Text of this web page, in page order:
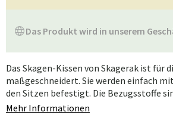
Das Produkt wird in unserem
Das Skagen-Kissen von Skagerak ist für
maßgeschneidert. Sie werden einfach
den Sitzen befestigt. Die Bezugsstoffe
Mehr Informationen